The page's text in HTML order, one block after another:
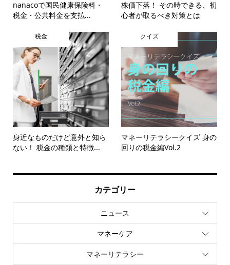
nanacoで国民健康保険料・
税金・公共料金を支払...
株価下落！ その時できる、初
心者が取るべき対策とは
税金
身近なものだけど意外と知ら
ない！ 税金の種類と特徴...
クイズ
マネーリテラシークイズ 身の
回りの税金編Vol.2
カテゴリー
ニュース
マネーケア
マネーリテラシー